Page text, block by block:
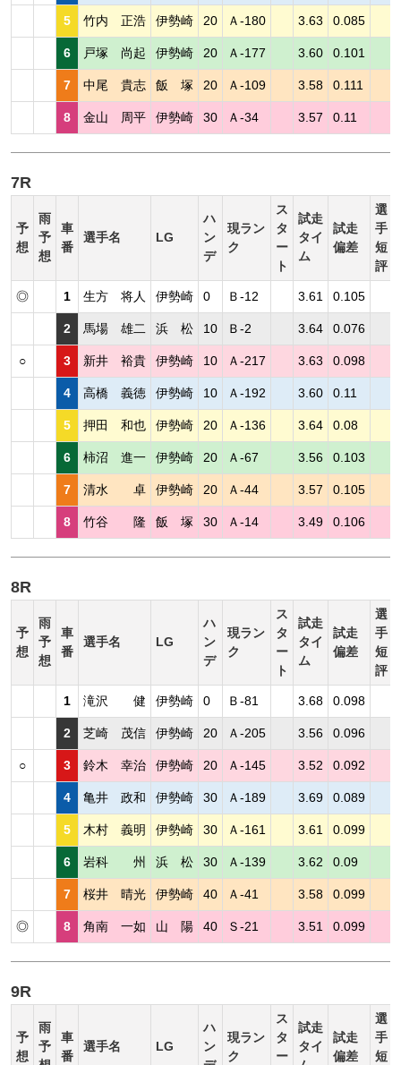
5 竹内 正浩 伊勢崎 20 Ａ-180 3.63 0.085
6 戸塚 尚起 伊勢崎 20 Ａ-177 3.60 0.101
7 中尾 貴志 飯 塚 20 Ａ-109 3.58 0.111
8 金山 周平 伊勢崎 30 Ａ-34 3.57 0.11
7R
予
想
雨
予
想
車
番
選手名 LG
ハ
ン
デ
現ラン
ク
ス
タ
ー
ト
試走
タイ
ム
試走
偏差
選
手
短
評
◎ 1 生方 将人 伊勢崎 0 Ｂ-12 3.61 0.105
2 馬場 雄二 浜 松 10 Ｂ-2 3.64 0.076
○ 3 新井 裕貴 伊勢崎 10 Ａ-217 3.63 0.098
4 高橋 義徳 伊勢崎 10 Ａ-192 3.60 0.11
5 押田 和也 伊勢崎 20 Ａ-136 3.64 0.08
6 柿沼 進一 伊勢崎 20 Ａ-67 3.56 0.103
7 清水 卓 伊勢崎 20 Ａ-44 3.57 0.105
8 竹谷 隆 飯 塚 30 Ａ-14 3.49 0.106
8R
予
想
雨
予
想
車
番
選手名 LG
ハ
ン
デ
現ラン
ク
ス
タ
ー
ト
試走
タイ
ム
試走
偏差
選
手
短
評
1 滝沢 健 伊勢崎 0 Ｂ-81 3.68 0.098
2 芝崎 茂信 伊勢崎 20 Ａ-205 3.56 0.096
○ 3 鈴木 幸治 伊勢崎 20 Ａ-145 3.52 0.092
4 亀井 政和 伊勢崎 30 Ａ-189 3.69 0.089
5 木村 義明 伊勢崎 30 Ａ-161 3.61 0.099
6 岩科 州 浜 松 30 Ａ-139 3.62 0.09
7 桜井 晴光 伊勢崎 40 Ａ-41 3.58 0.099
◎ 8 角南 一如 山 陽 40 Ｓ-21 3.51 0.099
9R
予
想
雨
予
車
番
選手名 LG
ハ
ン
現ラン
ク
ス
タ
ー
試走
タイ
試走
偏差
選
手
短